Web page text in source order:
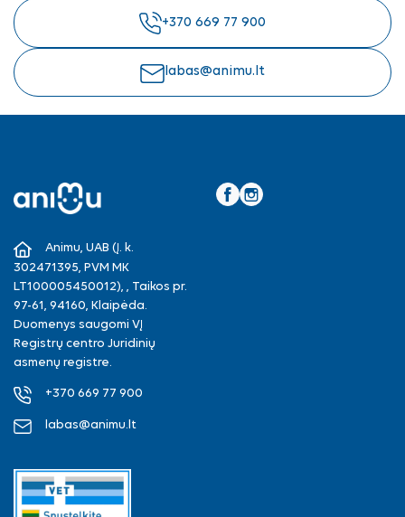
+370 669 77 900
labas@animu.lt
Animu, UAB (Į. k.
302471395, PVM MK
LT100005450012), , Taikos pr.
97-61, 94160, Klaipėda.
Duomenys saugomi VĮ
Registrų centro Juridinių
asmenų registre.
+370 669 77 900
labas@animu.lt